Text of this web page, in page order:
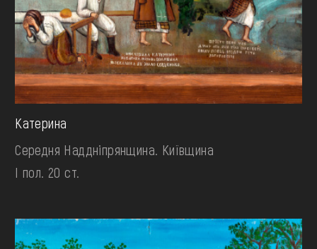
Катерина
Середня Наддніпрянщина. Київщина
І пол. 20 ст.